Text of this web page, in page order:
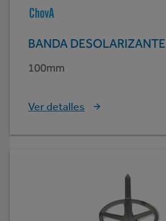
BANDA DESOLARIZANTE
100mm
Ver detalles